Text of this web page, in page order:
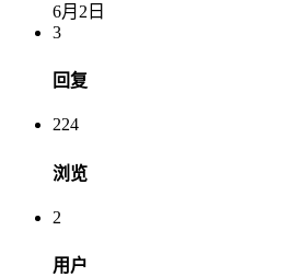
6月2日
3
回复
224
浏览
2
用户